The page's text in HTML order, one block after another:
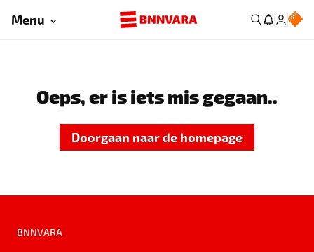
Menu
Oeps, er is iets mis gegaan..
Doorgaan naar de homepage
BNNVARA